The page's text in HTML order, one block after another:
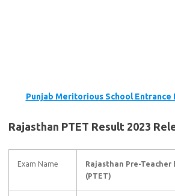
Punjab Meritorious School Entrance
Rajasthan PTET Result 2023
Exam Name
Rajasthan Pre-Teacher
(PTET)